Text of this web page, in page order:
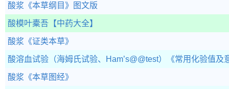
酸浆 《本草纲目》图文版
酸模叶橐吾 【中药大全】
酸浆 《证类本草》
酸溶血试验（海姆氏试验、Ham’s@@test） 《常用化验值及
酸浆 《本草图经》